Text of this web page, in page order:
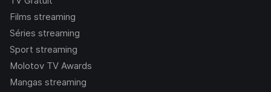
Films streaming
Séries streaming
Sport streaming
Molotov TV Awards
Mangas streaming